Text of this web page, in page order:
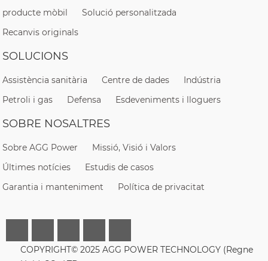
producte mòbil
Solució personalitzada
Recanvis originals
SOLUCIONS
Assistència sanitària Centre de dades
Indústria
Petroli i gas
Defensa Esdeveniments i lloguers
SOBRE NOSALTRES
Sobre AGG Power
Missió, Visió i Valors
Últimes notícies
Estudis de casos
Garantia i manteniment
Política de privacitat
COPYRIGHT© 2025 AGG POWER TECHNOLOGY (Regne